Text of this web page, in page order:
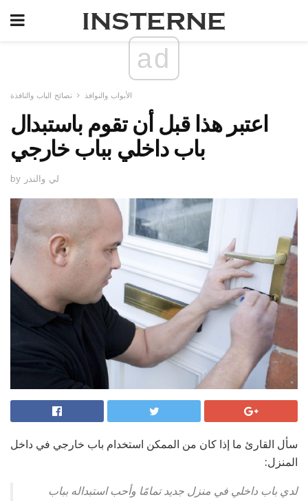
ad
الأبواب والنوافذ نصائح الباب والنافذة
اعتبر هذا قبل أن تقوم باستبدال
باب داخلي بباب خارجي
by لي والندر
سأل القارئ ما إذا كان من الممكن استخدام باب خارجي في داخل
المنزل:
لدي باب داخلي في منزل جديد تمامًا وأحب استبداله بباب